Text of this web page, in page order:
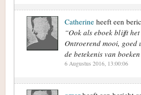
Catherine heeft een
“Ook als eboek blijft
Ontroerend mooi, goed
de betekenis van
6 Augustus 2016, 13:00:06